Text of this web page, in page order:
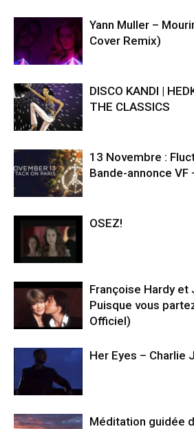
Yann Muller –
Cover Remix)
DISCO KANDI |
THE CLASSICS
13 Novembre :
Bande-annonce VF
OSEZ!
Françoise Hardy et
Puisque vous
Officiel)
Her Eyes – Charlie
Méditation guidée